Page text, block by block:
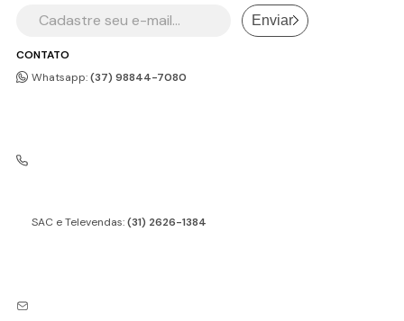
CONTATO
Whatsapp:(37) 98844-7080
SAC e Televendas:(31) 2626-1384
Enviar